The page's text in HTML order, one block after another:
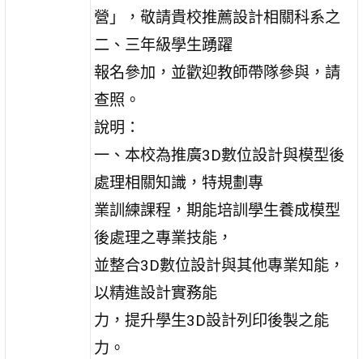
營」，敬請貴校推薦設計相關科系之
二、三年級學生踴躍
報名參加，並歡迎教師帶隊參與，請
查照。
說明：
一、本校為推廣3D數位設計與模型後
處理相關知識，特規劃專
業訓練課程，期能培訓學生養成模型
後處理之專業技能，
並整合3D數位設計與其他專業知能，
以精進設計實務能
力，提升學生3D設計列印後製之能
力。